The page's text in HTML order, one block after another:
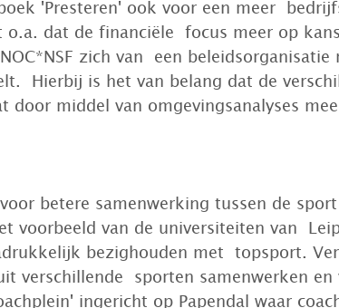
'Presteren' ook voor een meer
dat de financiële  focus meer op
zich van  een beleidsorganisatie
Hierbij is het van belang dat de
door middel van omgevingsanalyses
betere samenwerking tussen de
voorbeeld van de universiteiten van
bezighouden met  topsport.
verschillende  sporten samenwerken en
ingericht op Papendal waar